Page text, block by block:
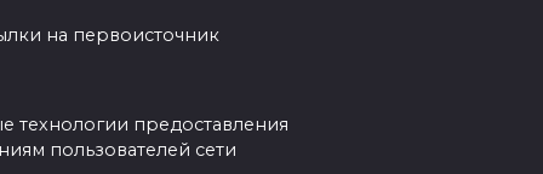
на первоисточник
предоставления
пользователей сети